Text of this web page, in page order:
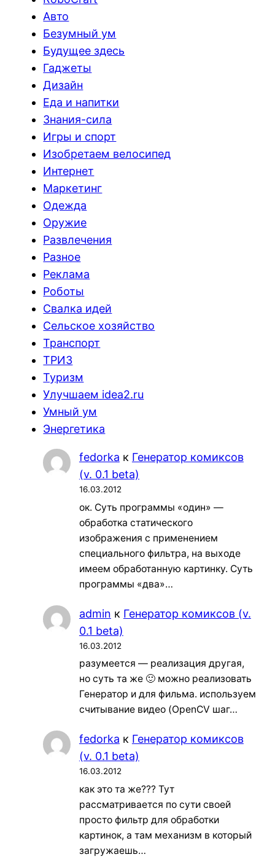
Авто
Безумный ум
Будущее здесь
Гаджеты
Дизайн
Еда и напитки
Знания-сила
Игры и спорт
Изобретаем велосипед
Интернет
Маркетинг
Одежда
Оружие
Развлечения
Разное
Реклама
Роботы
Свалка идей
Сельское хозяйство
Транспорт
ТРИЗ
Туризм
Улучшаем idea2.ru
Умный ум
Энергетика
fedorka к Генератор комиксов
(v. 0.1 beta)
16.03.2012
ок. Суть программы «один» —
обработка статического
изображения с применением
специального фильтра, на выходе
имеем обработанную картинку. Суть
программы «два»…
admin к Генератор комиксов (v.
0.1 beta)
16.03.2012
разумеется — реализация другая,
но суть та же 🙂 можно реализовать
Генератор и для фильма. используем
считывание видео (OpenCV шаг…
fedorka к Генератор комиксов
(v. 0.1 beta)
16.03.2012
как это та же??? Тут
рассматривается по сути своей
просто фильтр для обработки
картинок, а там механизм в который
загружаешь…